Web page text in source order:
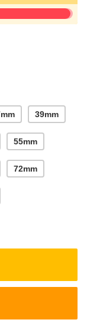
39mm
55mm
72mm